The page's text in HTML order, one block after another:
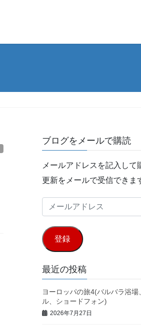
ブログをメールで購読
メールアドレスを記入して
更新をメールで受信できま
ー
ル
ア
ド
レ
ス
登録
最近の投稿
ヨーロッパの旅4(バルバラ浴場
ル、ショードフォン)
2026年7月27日